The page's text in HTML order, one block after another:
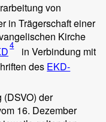
von
in Trägerschaft einer
Kirche
4
in Verbindung mit
des EKD-
der
16. Dezember